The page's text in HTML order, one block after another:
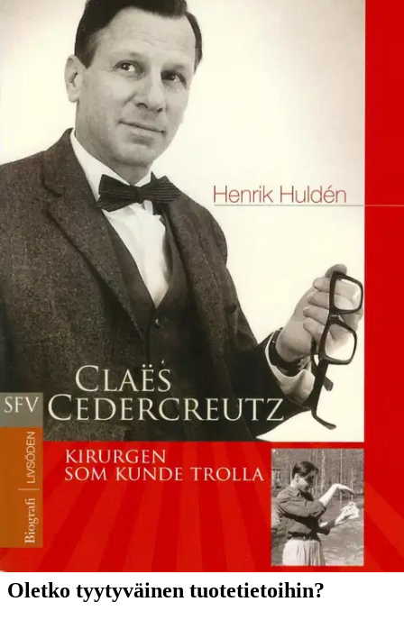
Ei saatavilla
Tuotekuvaus
När Claes Cedercreutz (1917-1991) mognar till yrkesverksam läkare
har han med soldaterna tillbringat fem år i löpgravarna. Studierna
ska avslutas, samtidigt som intresset för magi och trolleri måste få
utlopp. Det är ofta sammanträffander som leder till de parallella
banorna i Claes Cedercreutz liv: läkarjobb, trolleri och cirkusliv,
hypnos och skrivande. Till synes skilda världar, men i Claes
Cedercreutz förenade på ett ovanligt sätt.
sin hyvydsakliga verksamhet på finska i det helfinska Fredrikshamn
förblev Claes Cedercreutz ganska okänd för den finlandssvenska
allmänheten. Hur stor han är i lokalsamhället framgår av att
Fredrikshamnarna år 2012 valde att uppkalla en nybildad
kvartershelhet kring sjukhuset efter honom till "Reutsinmäki"
(Reutsibacken). Anmärkningsvärt sällan skaffar han sig riktiga
ovänner eller gör felbedömningar av större betydelse. Kanske har
han tur, kanske har han en förmåga att kombinera en stark etik med
stor skicklighet och noggrannhet. Claes Cedercreutz amatör,
omdömesgill och impulsiv.
Näytä lisää tuotekuvausta
Ominaisuudet
Oletko tyytyväinen tuotetietoihin?